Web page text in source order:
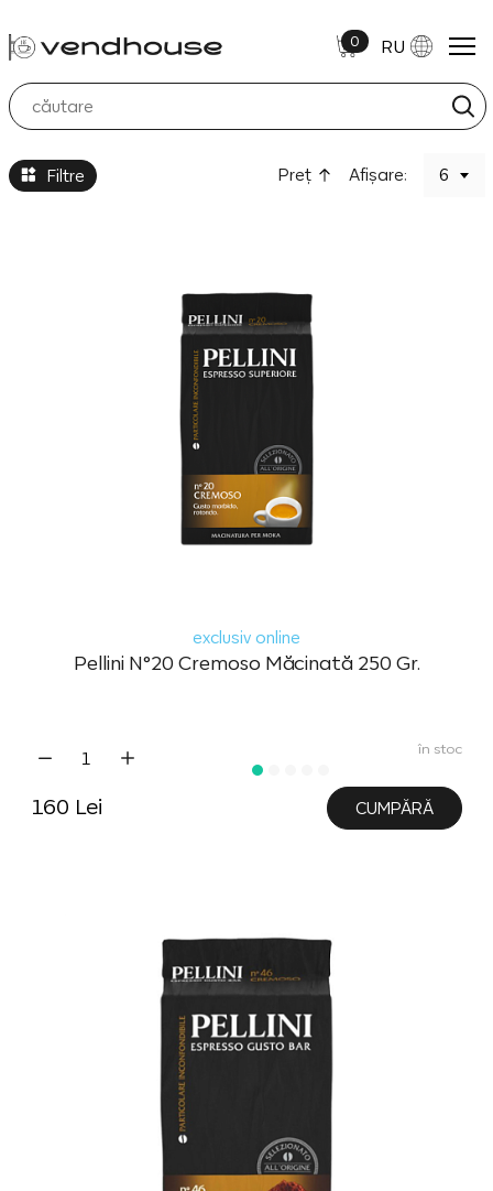
0 RU
Cafea Măcinată
Filtre Preţ Afișare: 6
exclusiv online
Pellini N°20 Cremoso Măcinată 250 Gr.
în stoc
160 Lei CUMPĂRĂ